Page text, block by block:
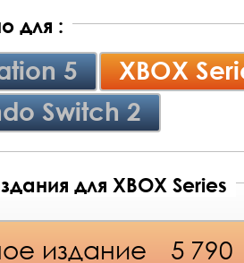
для :
5
XBOX
Switch 2
для XBOX Series
издание 5 790